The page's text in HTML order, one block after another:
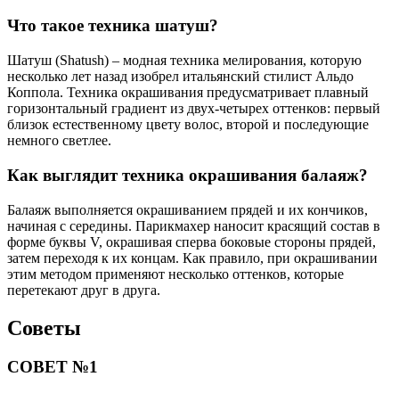
Что такое техника шатуш?
Шатуш (Shatush) – модная техника мелирования, которую
несколько лет назад изобрел итальянский стилист Альдо
Коппола. Техника окрашивания предусматривает плавный
горизонтальный градиент из двух-четырех оттенков: первый
близок естественному цвету волос, второй и последующие
немного светлее.
Как выглядит техника окрашивания балаяж?
Балаяж выполняется окрашиванием прядей и их кончиков,
начиная с середины. Парикмахер наносит красящий состав в
форме буквы V, окрашивая сперва боковые стороны прядей,
затем переходя к их концам. Как правило, при окрашивании
этим методом применяют несколько оттенков, которые
перетекают друг в друга.
Советы
СОВЕТ №1